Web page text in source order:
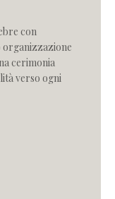
con
cerimonia
verso ogni